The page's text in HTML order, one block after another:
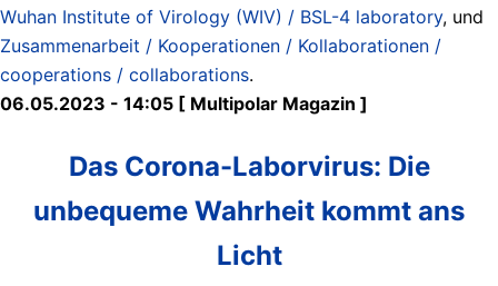
Wuhan Institute of Virology (WIV) / BSL-4 laboratory, und
Zusammenarbeit / Kooperationen / Kollaborationen /
cooperations / collaborations.
06.05.2023 - 14:05 [ Multipolar Magazin ]
Das Corona-Laborvirus: Die
unbequeme Wahrheit kommt ans
Licht